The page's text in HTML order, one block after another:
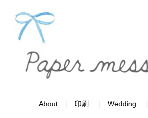
About 印刷 Wedding